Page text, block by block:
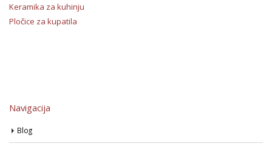
Keramika za kuhinju
Pločice za kupatila
Navigacija
Blog